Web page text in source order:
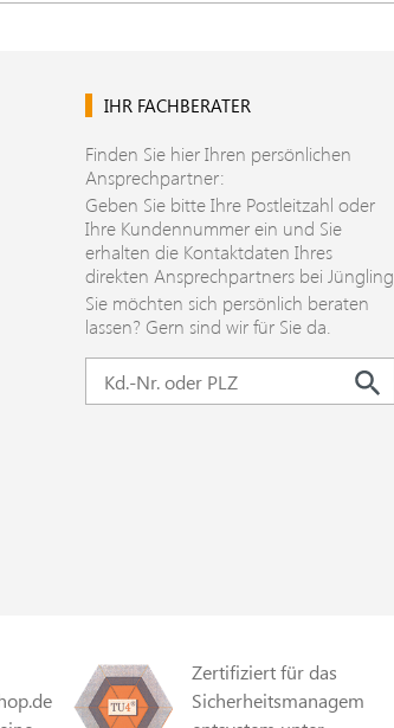
IHR FACHBERATER
Finden Sie hier Ihren persönlichen
Ansprechpartner:
Geben Sie bitte Ihre Postleitzahl oder
Ihre Kundennummer ein und Sie
erhalten die Kontaktdaten Ihres
direkten Ansprechpartners bei Jüngling
Sie möchten sich persönlich beraten
lassen? Gern sind wir für Sie da.
Zertifiziert für das
Sicherheitsmanagem